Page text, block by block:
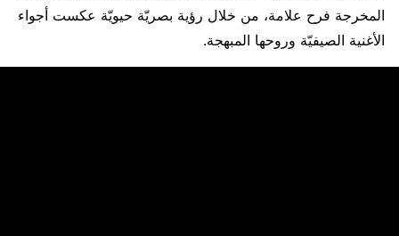
المخرجة فرح علامة، من خلال رؤية بصريّة حيويّة عكست أجواء
الأغنية الصيفيّة وروحها المبهجة.